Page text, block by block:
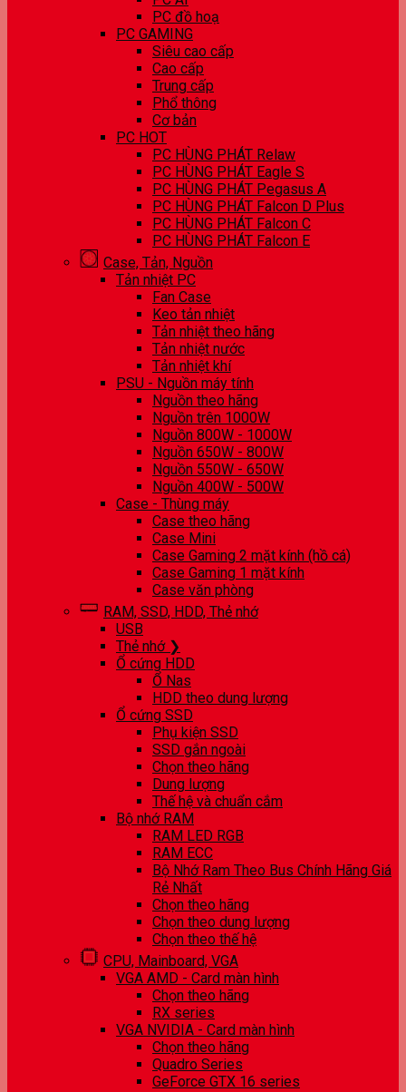
PC đồ hoạ
PC GAMING
Siêu cao cấp
Cao cấp
Trung cấp
Phổ thông
Cơ bản
PC HOT
PC HÙNG PHÁT Relaw
PC HÙNG PHÁT Eagle S
PC HÙNG PHÁT Pegasus A
PC HÙNG PHÁT Falcon D Plus
PC HÙNG PHÁT Falcon C
PC HÙNG PHÁT Falcon E
Case, Tản, Nguồn
Tản nhiệt PC
Fan Case
Keo tản nhiệt
Tản nhiệt theo hãng
Tản nhiệt nước
Tản nhiệt khí
PSU - Nguồn máy tính
Nguồn theo hãng
Nguồn trên 1000W
Nguồn 800W - 1000W
Nguồn 650W - 800W
Nguồn 550W - 650W
Nguồn 400W - 500W
Case - Thùng máy
Case theo hãng
Case Mini
Case Gaming 2 mặt kính (hồ cá)
Case Gaming 1 mặt kính
Case văn phòng
RAM, SSD, HDD, Thẻ nhớ
USB
Thẻ nhớ ❯
Ổ cứng HDD
Ổ Nas
HDD theo dung lượng
Ổ cứng SSD
Phụ kiện SSD
SSD gắn ngoài
Chọn theo hãng
Dung lượng
Thế hệ và chuẩn cắm
Bộ nhớ RAM
RAM LED RGB
RAM ECC
Bộ Nhớ Ram Theo Bus Chính Hãng Giá
Rẻ Nhất
Chọn theo hãng
Chọn theo dung lượng
Chọn theo thế hệ
CPU, Mainboard, VGA
VGA AMD - Card màn hình
Chọn theo hãng
RX series
VGA NVIDIA - Card màn hình
Chọn theo hãng
Quadro Series
GeForce GTX 16 series